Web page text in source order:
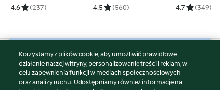
spodzie
4.6 (237) 4.5 (560) 4.7 (349)
© Copyright 2026
Warunki korzystania
Polityka prywatności
Korzystamy z plików cookie, aby umożliwić prawidłowe
działanie naszej witryny, personalizowanie treści i reklam, w
celu zapewnienia funkcji w mediach społecznościowych
oraz analizy ruchu. Udostępniamy również informacje na